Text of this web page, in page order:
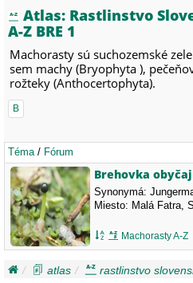
Atlas: Rastlinstvo
A-Z BRE 1
Machorasty sú suchozemské
sem machy (Bryophyta ),
rožteky (Anthocertophyta).
B
Téma/ Fórum
Brehovka
Synonymá:
Miesto: Malá Fatra,
Machorasty A-Z
atlas rastlinstvo